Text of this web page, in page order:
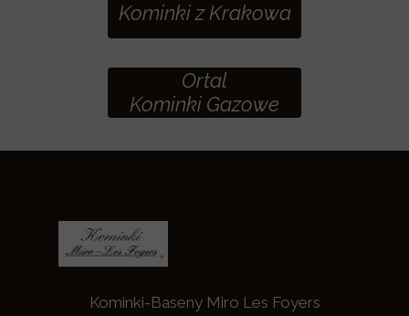
Ortal
Kominki Gazowe
Kominkiz Krakowa
Kominki-Baseny Miro Les Foyers